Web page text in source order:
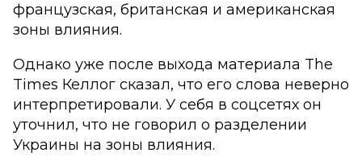
французская, британская и американская
зоны влияния.
Однако уже после выхода материала The
Times Келлог сказал, что его слова неверно
интерпретировали. У себя в соцсетях он
уточнил, что не говорил о разделении
Украины на зоны влияния.